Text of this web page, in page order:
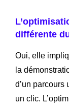
différente
Oui, elle
la
d’un parcours
un clic.